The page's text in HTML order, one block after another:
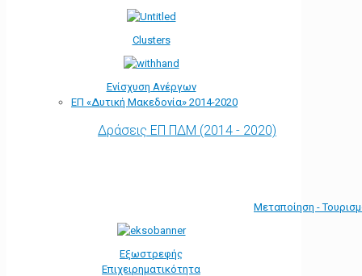
Clusters
Ενίσχυση Ανέργων
ΕΠ «Δυτική Μακεδονία» 2014-2020
Δράσεις ΕΠ ΠΔΜ (2014 - 2020)
Μεταποίηση -
Εξωστρεφής
Επιχειρηματικότητα